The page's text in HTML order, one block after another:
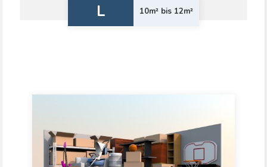
L 10m² bis 12m²